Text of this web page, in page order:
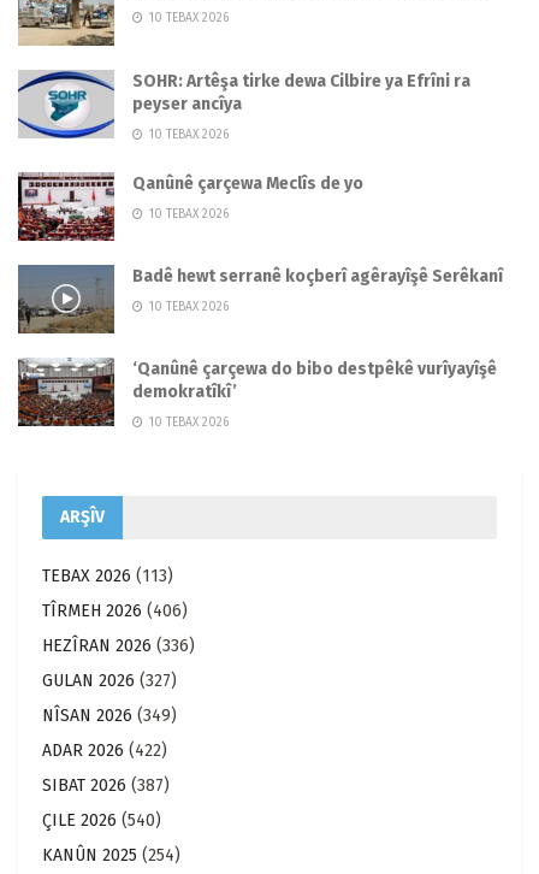
10 TEBAX 2026
SOHR: Artêşa tirke dewa Cilbire ya Efrîni ra
peyser ancîya
10 TEBAX 2026
Qanûnê çarçewa Meclîs de yo
10 TEBAX 2026
Badê hewt serranê koçberî agêrayîşê Serêkanî
10 TEBAX 2026
‘Qanûnê çarçewa do bibo destpêkê vurîyayîşê
demokratîkî’
10 TEBAX 2026
ARŞÎV
TEBAX 2026 (113)
TÎRMEH 2026 (406)
HEZÎRAN 2026 (336)
GULAN 2026 (327)
NÎSAN 2026 (349)
ADAR 2026 (422)
SIBAT 2026 (387)
ÇILE 2026 (540)
KANÛN 2025 (254)